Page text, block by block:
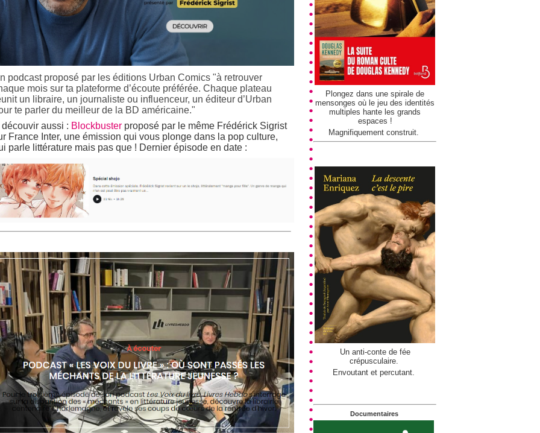
podcast proposé par les éditions Urban Comics "à retrouver
mois sur ta plateforme d’écoute préférée. Chaque plateau
un libraire, un journaliste ou influenceur, un éditeur d’Urban
te parler du meilleur de la BD américaine."
découvir aussi : Blockbuster proposé par le même Frédérick Sigrist
France Inter, une émission qui vous plonge dans la pop culture,
parle littérature mais pas que ! Dernier épisode en date :
Plongez dans une spirale de
mensonges où le jeu des identités
multiples hante les grands
espaces !
Magnifiquement construit.
Un anti-conte de fée
crépusculaire.
Envoutant et percutant.
Documentaires